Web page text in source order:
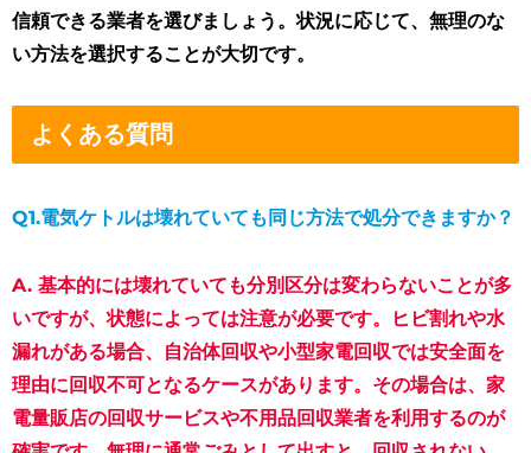
信頼できる業者を選びましょう。状況に応じて、無理のな
い方法を選択することが大切です。
よくある質問
Q1.電気ケトルは壊れていても同じ方法で処分できますか？
A. 基本的には壊れていても分別区分は変わらないことが多
いですが、状態によっては注意が必要です。ヒビ割れや水
漏れがある場合、自治体回収や小型家電回収では安全面を
理由に回収不可となるケースがあります。その場合は、家
電量販店の回収サービスや不用品回収業者を利用するのが